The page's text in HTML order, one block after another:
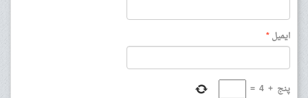
ایمیل*
پنج +
4
=